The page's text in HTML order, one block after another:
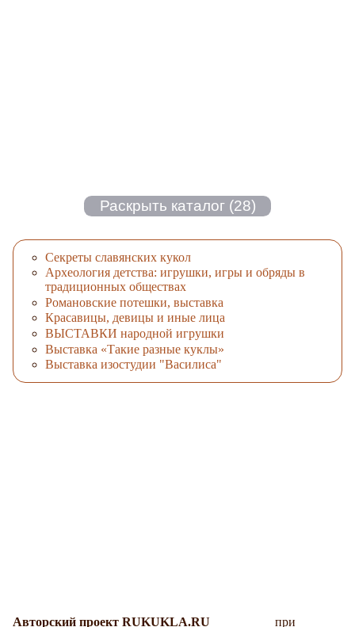
Секреты славянских кукол
Археология детства: игрушки, игры и обряды в
традиционных обществах
Романовские потешки, выставка
Красавицы, девицы и иные лица
ВЫСТАВКИ народной игрушки
Выставка «Такие разные куклы»
Выставка изостудии "Василиса"
Авторский проект RUKUKLA.RU при